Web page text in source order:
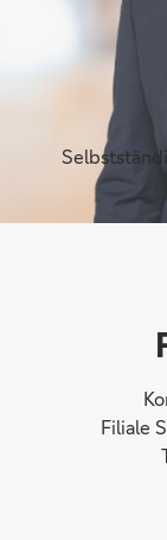
Filiale